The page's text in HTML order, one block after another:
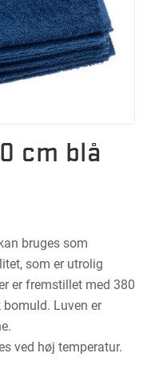
cm blå
bruges som
som er utrolig
er fremstillet med 380
bomuld. Luven er
ved høj temperatur.